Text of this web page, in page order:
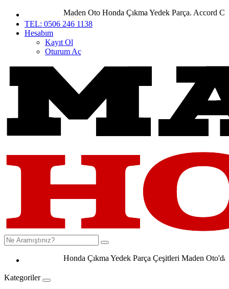
Maden Oto Honda Çıkma Yedek Parça. Accord City
TEL: 0506 246 1138
Hesabım
Kayıt Ol
Oturum Aç
Honda Çıkma Yedek Parça Çeşitleri Maden Oto'da
Kategoriler